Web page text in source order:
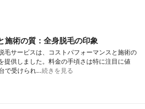
あり
あり
あり
あり
施術の質：全身脱毛の印象
毛サービスは、コストパフォーマンスと施術の
提供しました。料金の手頃さは特に注目に値
で受けられ…続きを見る